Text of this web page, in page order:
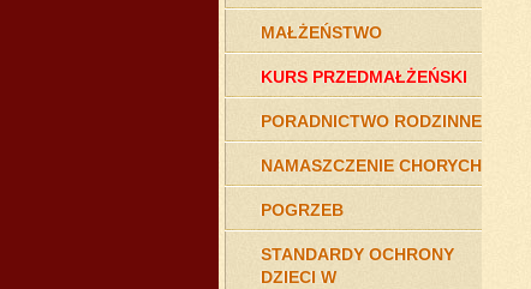
MAŁŻEŃSTWO
KURS PRZEDMAŁŻEŃSKI
PORADNICTWO RODZINNE
NAMASZCZENIE CHORYCH
POGRZEB
STANDARDY OCHRONY
DZIECI W